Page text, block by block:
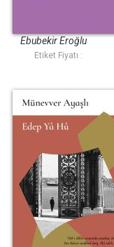
Ebubekir Eroğlu
Etiket Fiyatı :